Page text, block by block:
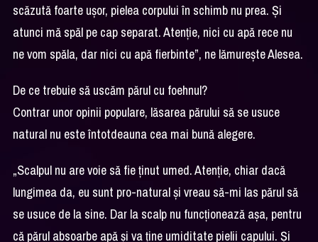
scăzută foarte ușor, pielea corpului în schimb nu prea. Și
atunci mă spăl pe cap separat. Atenție, nici cu apă rece nu
ne vom spăla, dar nici cu apă fierbinte”, ne lămurește Alesea.
De ce trebuie să uscăm părul cu foehnul?
Contrar unor opinii populare, lăsarea părului să se usuce
natural nu este întotdeauna cea mai bună alegere.
„Scalpul nu are voie să fie ținut umed. Atenție, chiar dacă
lungimea da, eu sunt pro-natural și vreau să-mi las părul să
se usuce de la sine. Dar la scalp nu funcționează așa, pentru
că părul absoarbe apă și va ține umiditate pielii capului. Și